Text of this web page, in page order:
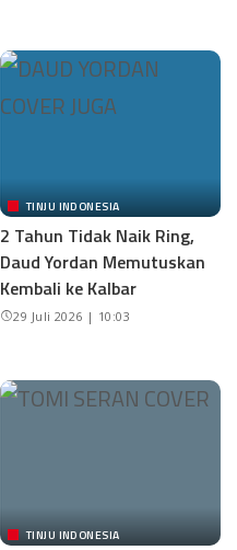
TINJU INDONESIA
2 Tahun Tidak Naik Ring,
Daud Yordan Memutuskan
Kembali ke Kalbar
29 Juli 2026 | 10:03
TINJU INDONESIA